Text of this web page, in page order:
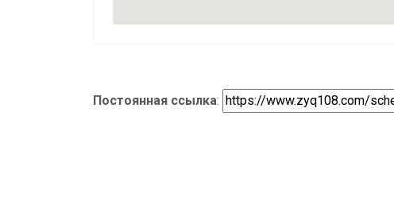
Постоянная ссылка: